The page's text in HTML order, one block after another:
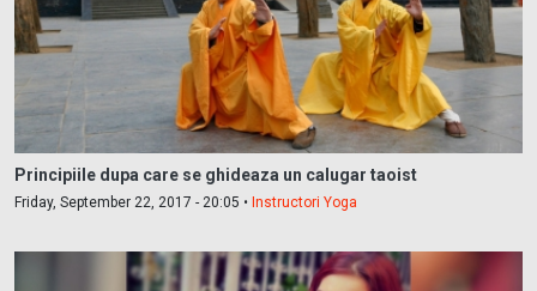
Principiile dupa care se ghideaza un calugar taoist
Friday, September 22, 2017 - 20:05 • Instructori Yoga